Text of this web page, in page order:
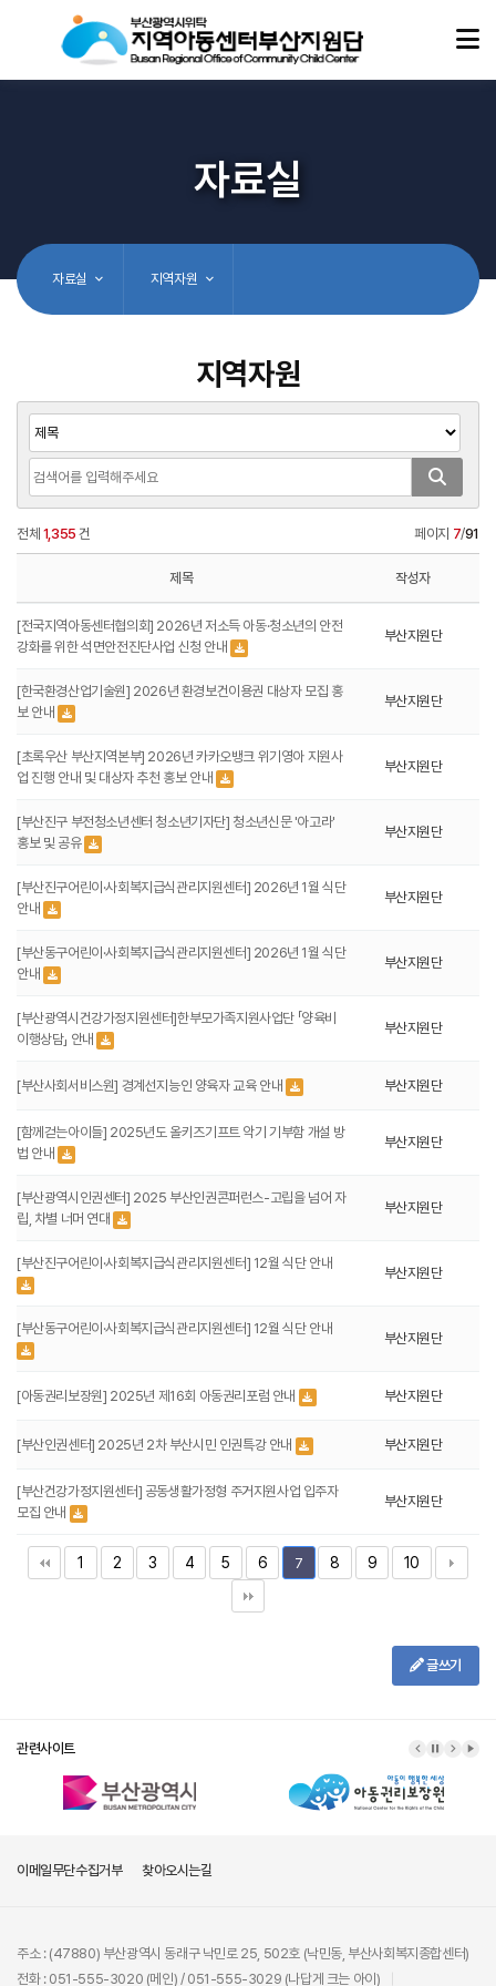
자료실
자료실 지역자원
지역자원
전체 1,355 건 페이지 7/91
제목 작성자
[전국지역아동센터협의회] 2026년 저소득 아동·청소년의 안전
강화를 위한 석면안전진단사업 신청 안내
부산지원단
[한국환경산업기술원] 2026년 환경보건이용권 대상자 모집 홍
보 안내
부산지원단
[초록우산 부산지역본부] 2026년 카카오뱅크 위기영아 지원사
업 진행 안내 및 대상자 추천 홍보 안내
부산지원단
[부산진구 부전청소년센터 청소년기자단] 청소년신문 '아고라'
홍보 및 공유
부산지원단
[부산진구어린이·사회복지급식관리지원센터] 2026년 1월 식단
안내
부산지원단
[부산동구어린이·사회복지급식관리지원센터] 2026년 1월 식단
안내
부산지원단
[부산광역시건강가정지원센터]한부모가족지원사업단 「양육비
이행상담」 안내
부산지원단
[부산사회서비스원] 경계선지능인 양육자 교육 안내 부산지원단
[함께걷는아이들] 2025년도 올키즈기프트 악기 기부함 개설 방
법 안내
부산지원단
[부산광역시인권센터] 2025 부산인권콘퍼런스-고립을 넘어 자
립, 차별 너머 연대
부산지원단
[부산진구어린이·사회복지급식관리지원센터] 12월 식단 안내
부산지원단
[부산동구어린이·사회복지급식관리지원센터] 12월 식단 안내
부산지원단
[아동권리보장원] 2025년 제16회 아동권리포럼 안내 부산지원단
[부산인권센터] 2025년 2차 부산시민 인권특강 안내 부산지원단
[부산건강가정지원센터] 공동생활가정형 주거지원사업 입주자
모집 안내
부산지원단
1 2 3 4 5 6 7 8 9 10
글쓰기
관련사이트
이메일무단수집거부 찾아오시는길
주소 : (47880) 부산광역시 동래구 낙민로 25, 502호 (낙민동, 부산사회복지종합센터)
전화 : 051-555-3020 (메인) / 051-555-3029 (나답게 크는 아이)